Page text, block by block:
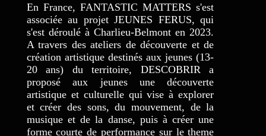
En France, FANTASTIC MATTERS s'est
associée au projet JEUNES FERUS, qui
s'est déroulé à Charlieu-Belmont en 2023.
A travers des ateliers de découverte et de
création artistique destinés aux jeunes (13-
20 ans) du territoire, DESCOBRIR a
proposé aux jeunes une découverte
artistique et culturelle qui vise à explorer
et créer des sons, du mouvement, de la
musique et de la danse, puis à créer une
forme courte de performance sur le theme